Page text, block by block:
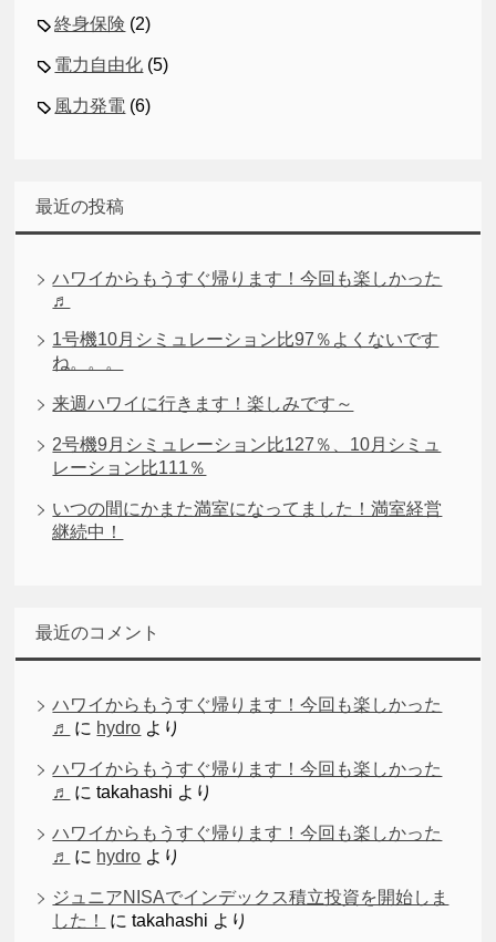
終身保険 (2)
電力自由化 (5)
風力発電 (6)
最近の投稿
ハワイからもうすぐ帰ります！今回も楽しかった
♬
1号機10月シミュレーション比97％よくないです
ね。。。
来週ハワイに行きます！楽しみです～
2号機9月シミュレーション比127％、10月シミュ
レーション比111％
いつの間にかまた満室になってました！満室経営
継続中！
最近のコメント
ハワイからもうすぐ帰ります！今回も楽しかった
♬
に hydro より
ハワイからもうすぐ帰ります！今回も楽しかった
♬
にtakahashi より
ハワイからもうすぐ帰ります！今回も楽しかった
♬
に hydro より
ジュニアNISAでインデックス積立投資を開始しま
した！
にtakahashi より